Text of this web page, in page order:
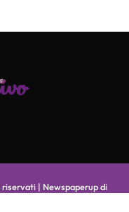
riservati | Newspaperupdi